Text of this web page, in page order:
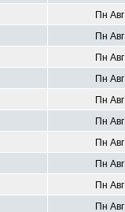
Пн
Пн
Пн
Пн
Пн
Пн
Пн
Пн
Пн
Пн